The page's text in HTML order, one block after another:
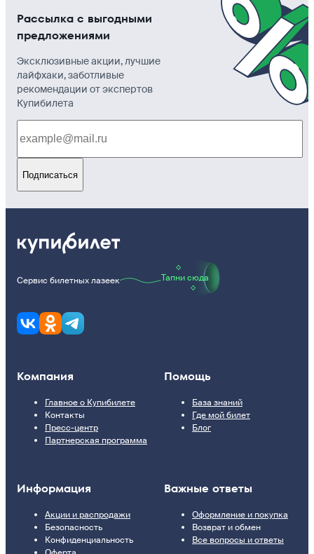
Рассылка с выгодными
предложениями
Эксклюзивные акции, лучшие
лайфхаки, заботливые
рекомендации от экспертов
Купибилета
Подписаться
Сервис билетных лазеек Тапни сюда
Компания
Главное о Купибилете
Контакты
Пресс-центр
Партнерская программа
Помощь
База знаний
Где мой билет
Блог
Информация
Акции и распродажи
Безопасность
Конфиденциальность
Важные ответы
Оформление и покупка
Возврат и обмен
Все вопросы и ответы